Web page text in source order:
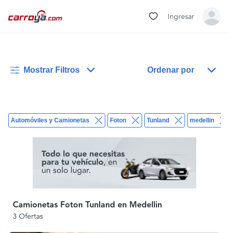
Ingresar
Mostrar Filtros Ordenar por
Automóviles y Camionetas Foton Tunland medellin
Camionetas Foton Tunland en Medellin
3 Ofertas